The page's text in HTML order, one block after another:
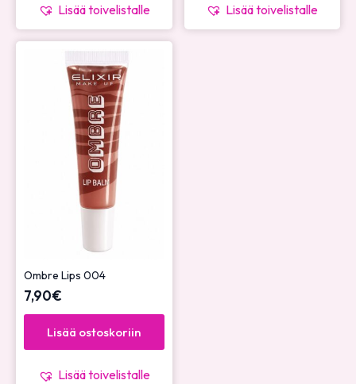
Lisää toivelistalle Lisää toivelistalle
Ombre Lips 004
7,90€
Lisää ostoskoriin
Lisää toivelistalle